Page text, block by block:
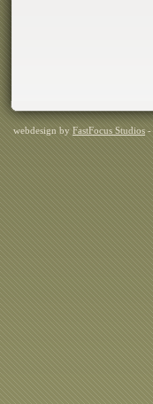
webdesign by FastFocus Studios -